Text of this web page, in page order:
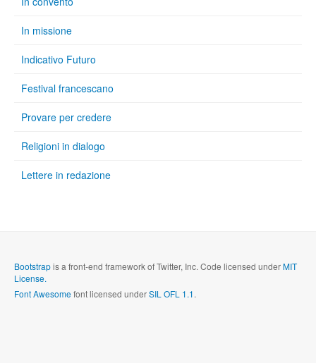
In missione
Indicativo Futuro
Festival francescano
Provare per credere
Religioni in dialogo
Lettere in redazione
Bootstrapis a front-end framework of Twitter, Inc. Code licensed underMIT
License.
Font Awesomefont licensed underSIL OFL 1.1.